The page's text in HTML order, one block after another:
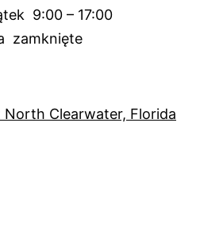
9:00 – 17:00
zamknięte
Clearwater, Florida